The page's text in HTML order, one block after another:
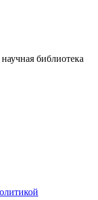
библиотека